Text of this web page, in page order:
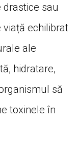
sau
viață echilibrat
ale
hidratare,
să
toxinele în